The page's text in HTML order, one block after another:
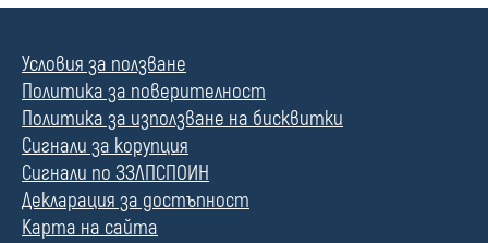
Условия за ползване
Политика за поверителност
Политика за използване на бисквитки
Сигнали за корупция
Сигнали по ЗЗЛПСПОИН
Декларация за достъпност
Карта на сайта